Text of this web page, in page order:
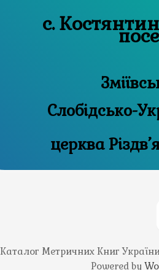
с.
Слобідсько-
церква
Каталог Метричних Книг
Powered by